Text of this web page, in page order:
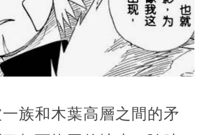
族和木葉高層之間的矛